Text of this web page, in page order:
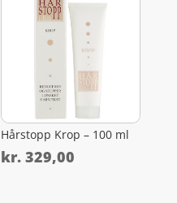
Hårstopp Krop – 100 ml
kr. 329,00